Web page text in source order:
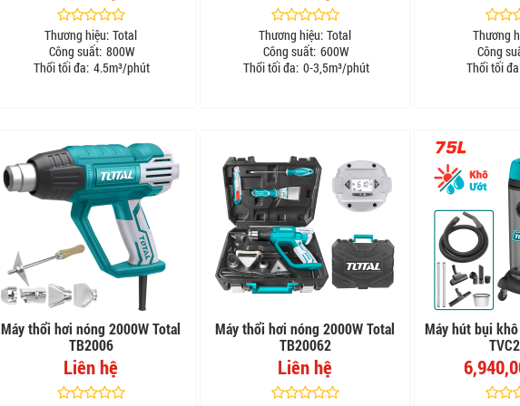
Thương hiệu: Total
Công suất: 800W
Thổi tối đa: 4.5m³/phút
Thương hiệu: Total
Công suất: 600W
Thổi tối đa: 0-3,5m³/phút
Thương
Công
Thổi tối
Máy thổi hơi nóng 2000W Total
TB2006
Liên hệ
Máy thổi hơi nóng 2000W Total
TB20062
Liên hệ
Máy hút bụi